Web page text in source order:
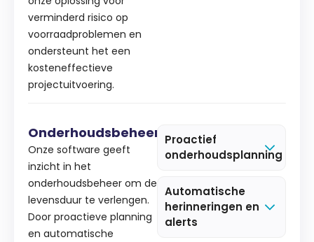
verminderd risico op
voorraadproblemen en
ondersteunt het een
kosteneffectieve
projectuitvoering.
Onderhoudsbeheer
Onze software geeft
inzicht in het
onderhoudsbeheer om de
levensduur te verlengen.
Door proactieve planning
en automatische
Proactief
onderhoudsplanning
Automatische
herinneringen en
alerts